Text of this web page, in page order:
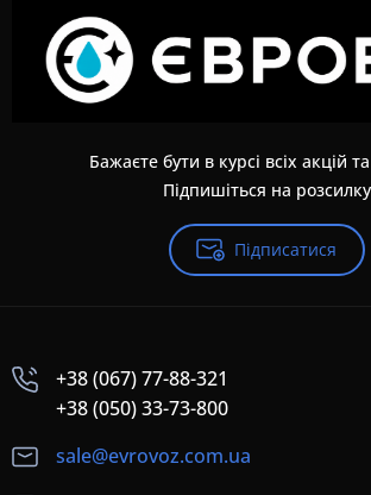
Бажаєте бути в курсі всіх акцій
Підпишіться на розсилку
Підписатися
+38 (067) 77-88-321
+38 (050) 33-73-800
sale@evrovoz.com.ua